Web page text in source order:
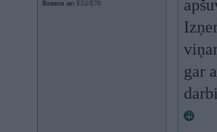
Braucu ar: E53/E70
gar